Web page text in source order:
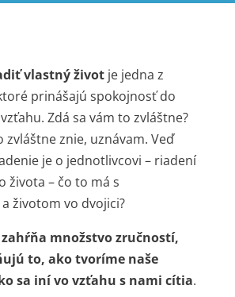
vlastný životje jedna z
prinášajú spokojnosť do
Zdá sa vám to zvláštne?
zvláštne znie, uznávam. Veď
je o jednotlivcovi – riadení
života – čo to má s
životom vo dvojici?
množstvo zručností,
to, ako tvoríme naše
sa iní vo vzťahu s nami cítia.